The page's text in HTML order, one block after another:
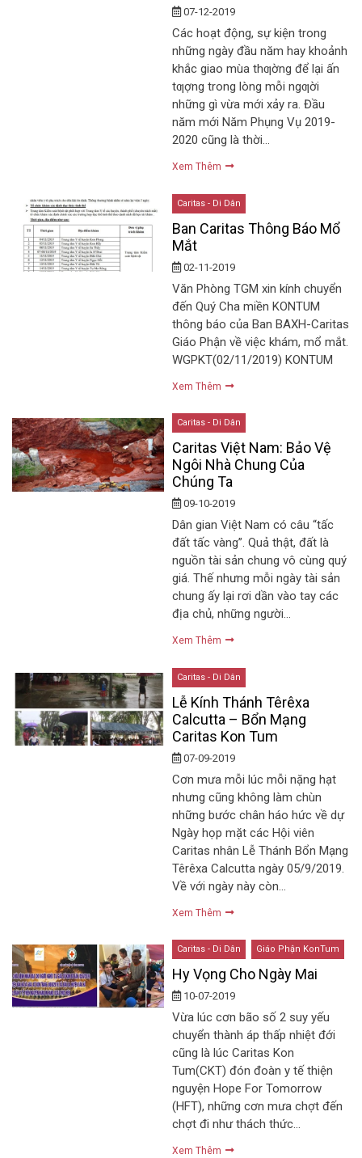
07-12-2019
Các hoạt động, sự kiện trong
những ngày đầu năm hay khoảnh
khắc giao mùa thƣờng để lại ấn
tƣợng trong lòng mỗi ngƣời
những gì vừa mới xảy ra. Đầu
năm mới Năm Phụng Vụ 2019-
2020 cũng là thời…
Xem Thêm
Caritas - Di Dân
Ban Caritas Thông Báo Mổ
Mắt
02-11-2019
Văn Phòng TGM xin kính chuyển
đến Quý Cha miền KONTUM
thông báo của Ban BAXH-Caritas
Giáo Phận về việc khám, mổ mắt.
WGPKT(02/11/2019) KONTUM
Xem Thêm
Caritas - Di Dân
Caritas Việt Nam: Bảo Vệ
Ngôi Nhà Chung Của
Chúng Ta
09-10-2019
Dân gian Việt Nam có câu “tấc
đất tấc vàng”. Quả thật, đất là
nguồn tài sản chung vô cùng quý
giá. Thế nhưng mỗi ngày tài sản
chung ấy lại rơi dần vào tay các
địa chủ, những người…
Xem Thêm
Caritas - Di Dân
Lễ Kính Thánh Têrêxa
Calcutta – Bổn Mạng
Caritas Kon Tum
07-09-2019
Cơn mưa mỗi lúc mỗi nặng hạt
nhưng cũng không làm chùn
những bước chân háo hức về dự
Ngày họp mặt các Hội viên
Caritas nhân Lễ Thánh Bổn Mạng
Têrêxa Calcutta ngày 05/9/2019.
Về với ngày này còn…
Xem Thêm
Caritas - Di Dân Giáo Phận KonTum
Hy Vọng Cho Ngày Mai
10-07-2019
Vừa lúc cơn bão số 2 suy yếu
chuyển thành áp thấp nhiệt đới
cũng là lúc Caritas Kon
Tum(CKT) đón đoàn y tế thiện
nguyện Hope For Tomorrow
(HFT), những cơn mưa chợt đến
chợt đi như thách thức…
Xem Thêm